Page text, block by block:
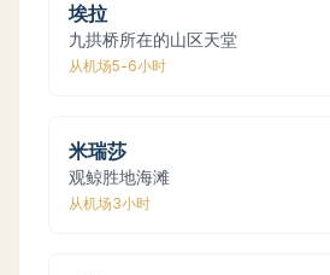
埃拉
九拱桥所在的山区天堂
从机场5-6小时
米瑞莎
观鲸胜地海滩
从机场3小时